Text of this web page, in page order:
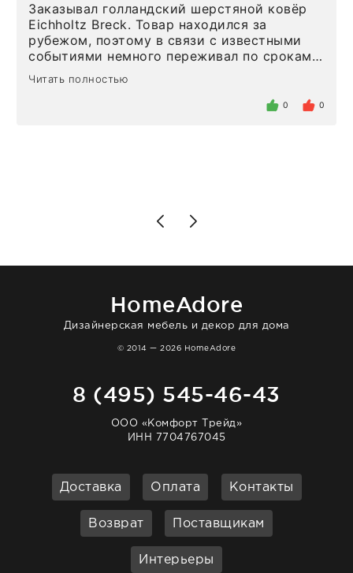
Заказывал голландский шерстяной ковёр
Eichholtz Breck. Товар находился за
рубежом, поэтому в связи с известными
событиями немного переживал по срокам.
Но homeadore привезли ровно в
определенное в договоре время, без
то качество выше всяких похвал. Выглядит
Читать полностью
0 0
HomeAdore
Дизайнерская мебель и декор для дома
© 2014 — 2026 HomeAdore
8 (495) 545-46-43
ООО «Комфорт Трейд»
ИНН 7704767045
Доставка Оплата Контакты
Возврат Поставщикам
Интерьеры